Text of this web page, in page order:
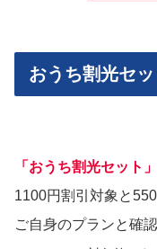
おうち割光セ
「おうち割光セット
1100円割引対象と
ご自身のプランと確